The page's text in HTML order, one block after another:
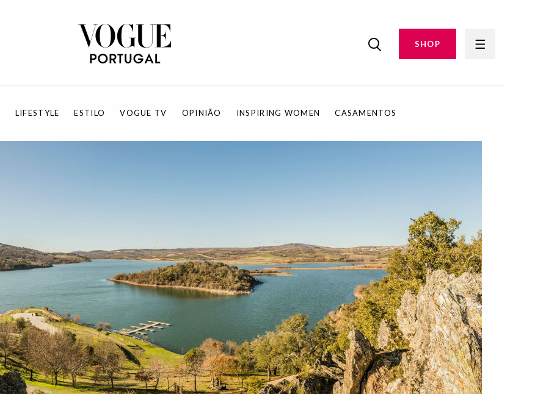
SHOP
LIFESTYLE ESTILO VOGUE TV OPINIÃO INSPIRING WOMEN CASAMENTOS